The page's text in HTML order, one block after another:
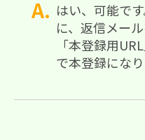
はい、可能で
に、返信メー
「本登録用
で本登録になり